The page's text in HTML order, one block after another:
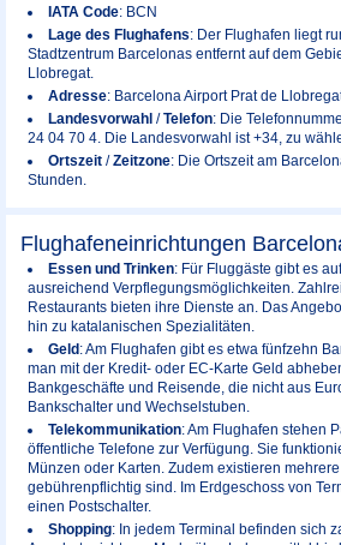
IATA Code: BCN
Lage des Flughafens: Der Flughafen liegt
Stadtzentrum Barcelonas entfernt auf dem
Llobregat.
Adresse: Barcelona Airport Prat de
Landesvorwahl /Telefon: Die
24 04 70 4. Die Landesvorwahl ist +34, zu
Ortszeit /Zeitzone: Die Ortszeit am
Stunden.
Flughafeneinrichtungen
Essen und Trinken: Für Fluggäste gibt es
ausreichend Verpflegungsmöglichkeiten.
Restaurants bieten ihre Dienste an. Das
hin zu katalanischen Spezialitäten.
Geld: Am Flughafen gibt es etwa fünfzehn
man mit der Kredit- oder EC-Karte Geld
Bankgeschäfte und Reisende, die nicht aus
Bankschalter und Wechselstuben.
Telekommunikation: Am Flughafen stehen
öffentliche Telefone zur Verfügung. Sie
Münzen oder Karten. Zudem existieren
gebührenpflichtig sind. Im Erdgeschoss von
einen Postschalter.
Shopping: In jedem Terminal befinden sich